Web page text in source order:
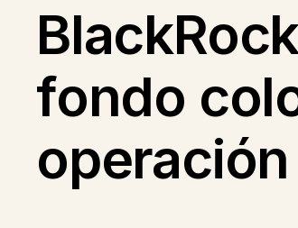
fondo